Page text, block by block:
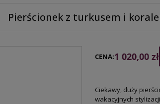
Pierścionek z turkusem i
CENA:1 020,00 zł
Ciekawy, duży
wakacyjnych